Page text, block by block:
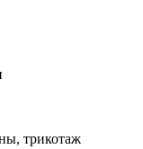
трикотаж